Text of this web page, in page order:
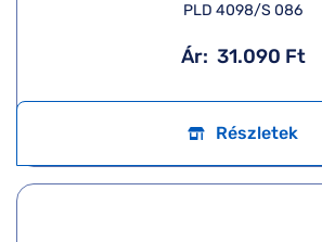
PLD 4098/S 086
Ár: 31.090 Ft
Részletek